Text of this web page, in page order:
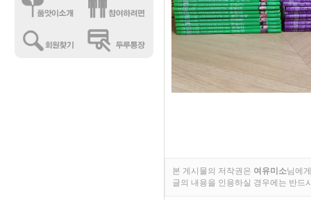
본 게시물의 저작권은 여유미소님에
글의 내용을 인용하실 경우에는 반드